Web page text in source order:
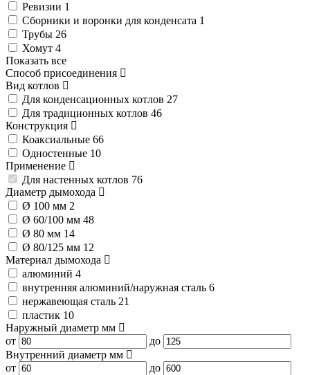
Ревизии 1
Сборники и воронки для конденсата 1
Трубы 26
Хомут 4
Показать все
Способ присоединения
Вид котлов
Для конденсационных котлов 27
Для традиционных котлов 46
Конструкция
Коаксиальные 66
Одностенные 10
Применение
Для настенных котлов 76
Диаметр дымохода
Ø 100 мм 2
Ø 60/100 мм 48
Ø 80 мм 14
Ø 80/125 мм 12
Материал дымохода
алюминий 4
внутренняя алюминий/наружная сталь 6
нержавеющая сталь 21
пластик 10
Наружный диаметр мм
от
до
Внутренний диаметр мм
от
до